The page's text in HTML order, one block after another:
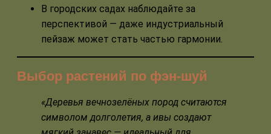
В городских садах наблюдайте за
перспективой — даже индустриальный
пейзаж может стать частью гармонии.
Выбор растений по фэн-шуй
«Деревья вечнозелёных пород считаются
символом долголетия, а ивы создают